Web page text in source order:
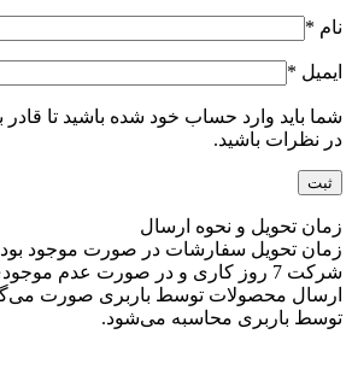
نام *
ایمیل *
شما باید وارد حساب خود شده باشید تا قادر
در نظرات باشید.
زمان تحویل و نحوه ارسال
زمان تحویل سفارشات در صورت موجود
ارسال محصولات توسط باربری صورت
توسط باربری محاسبه می‌شود.